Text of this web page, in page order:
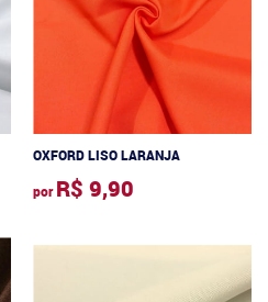
OXFORD LISO LARANJA
por R$ 9,90